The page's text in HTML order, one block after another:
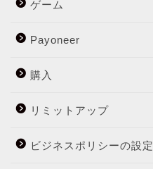
ゲーム
Payoneer
購入
リミットアップ
ビジネスポリシーの設定